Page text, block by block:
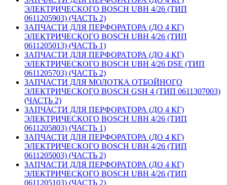
ЭЛЕКТРИЧЕСКОГО BOSCH UBH 4/26 (ТИП
0611205903) (ЧАСТЬ 2)
ЗАПЧАСТИ ДЛЯ ПЕРФОРАТОРА (ДО 4 КГ)
ЭЛЕКТРИЧЕСКОГО BOSCH UBH 4/26 (ТИП
0611205013) (ЧАСТЬ 1)
ЗАПЧАСТИ ДЛЯ ПЕРФОРАТОРА (ДО 4 КГ)
ЭЛЕКТРИЧЕСКОГО BOSCH UBH 4/26 DSE (ТИП
0611205703) (ЧАСТЬ 2)
ЗАПЧАСТИ ДЛЯ МОЛОТКА ОТБОЙНОГО
ЭЛЕКТРИЧЕСКОГО BOSCH GSH 4 (ТИП 0611307003)
(ЧАСТЬ 2)
ЗАПЧАСТИ ДЛЯ ПЕРФОРАТОРА (ДО 4 КГ)
ЭЛЕКТРИЧЕСКОГО BOSCH UBH 4/26 (ТИП
0611205803) (ЧАСТЬ 1)
ЗАПЧАСТИ ДЛЯ ПЕРФОРАТОРА (ДО 4 КГ)
ЭЛЕКТРИЧЕСКОГО BOSCH UBH 4/26 (ТИП
0611205003) (ЧАСТЬ 2)
ЗАПЧАСТИ ДЛЯ ПЕРФОРАТОРА (ДО 4 КГ)
ЭЛЕКТРИЧЕСКОГО BOSCH UBH 4/26 (ТИП
0611205103) (ЧАСТЬ 2)